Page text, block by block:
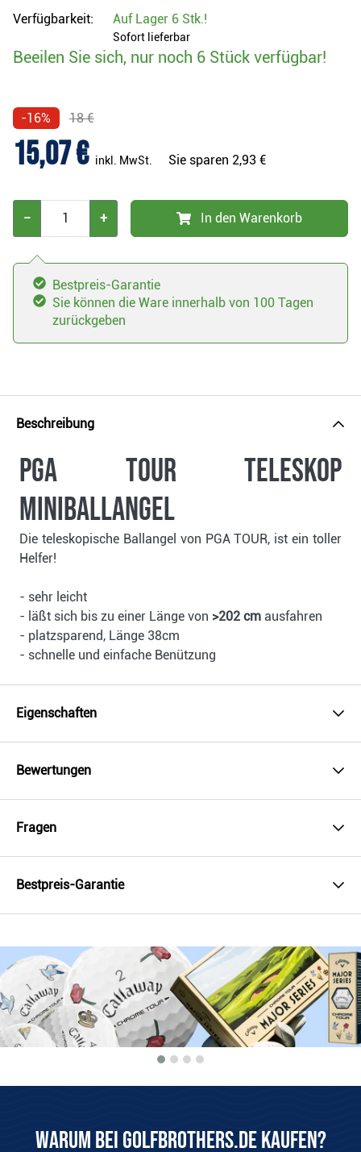
Verfügbarkeit: Auf Lager 6 Stk.!
Sofort lieferbar
Beeilen Sie sich, nur noch 6 Stück verfügbar!
-16% 18 €
15,07 € inkl. MwSt. Sie sparen 2,93 €
− + In den Warenkorb
Bestpreis-Garantie
Sie können die Ware innerhalb von 100 Tagen
zurückgeben
Beschreibung
PGA TOUR Teleskop
Miniballangel
Die teleskopische Ballangel von PGA TOUR, ist ein toller
Helfer!
- sehr leicht
- läßt sich bis zu einer Länge von >202 cm ausfahren
- platzsparend, Länge 38cm
- schnelle und einfache Benützung
Eigenschaften
Bewertungen
Fragen
Bestpreis-Garantie
Warum bei Golfbrothers.de kaufen?